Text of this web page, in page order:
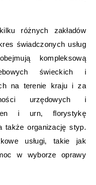
różnych zakładów
świadczonych usług
kompleksową
świeckich i
na terenie kraju i za
urzędowych i
i urn, florystykę
także organizację styp.
usługi, takie jak
w wyborze oprawy